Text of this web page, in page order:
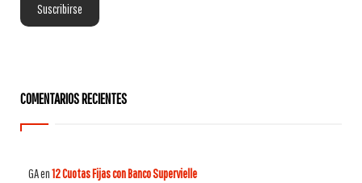
COMENTARIOS RECIENTES
GAen12 Cuotas Fijas con Banco Supervielle